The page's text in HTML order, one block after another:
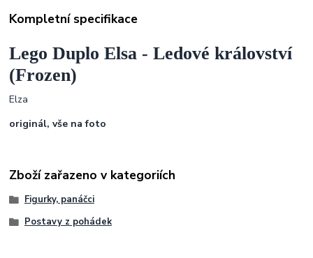
Kompletní specifikace
Lego Duplo Elsa - Ledové království
(Frozen)
Elza
originál, vše na foto
Zboží zařazeno v kategoriích
Figurky, panáčci
Postavy z pohádek